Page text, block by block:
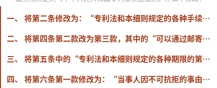
一、 将第二条修改为：“专利法和本细则规定的各种手续，应当以书面形式或者国务院专利行政部门规定的其他形式办理。以电子数据交换等方式能够有形地表现所载内容，并可以随时调取查用的数据电文（以下统称电子形式），视为书面形式。”
二、 将第四条第二款改为第三款，其中的“可以通过邮寄、直接送交或者其他方式送达当事人”修改为“可以通过电子形式、邮寄、直接送交或者其他方式送达当事人”。
三、 将第五条中的“专利法和本细则规定的各种期限的第一日不计算在期限内”修改为“专利法和本细则规定的各种期限开始的当日不计算在期限内，自下一日开始计算”。
四、 将第六条第一款修改为：“当事人因不可抗拒的事由而延误专利法或者本细则规定的期限或者国务院专利行政部门指定的期限，导致其权利丧失的，自障碍消除之日起2个月内且自期限届满之日起2年内，可以向国务院专利行政部门请求恢复权利。”